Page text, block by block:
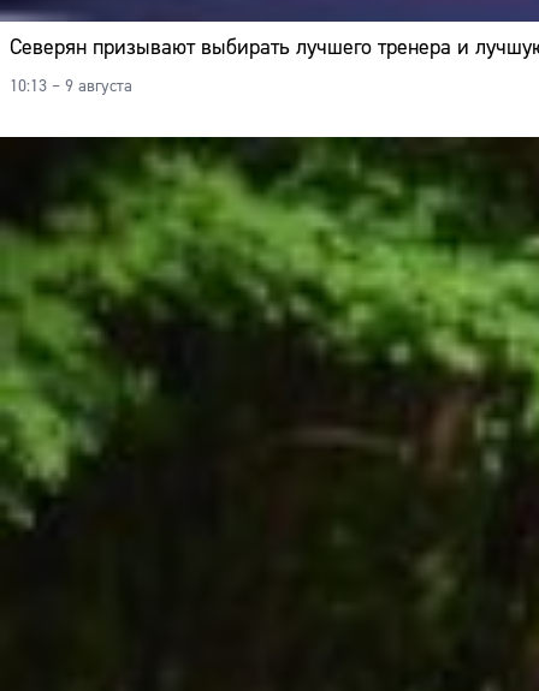
Северян призывают выбирать лучшего тренера и
10:13 – 9 августа